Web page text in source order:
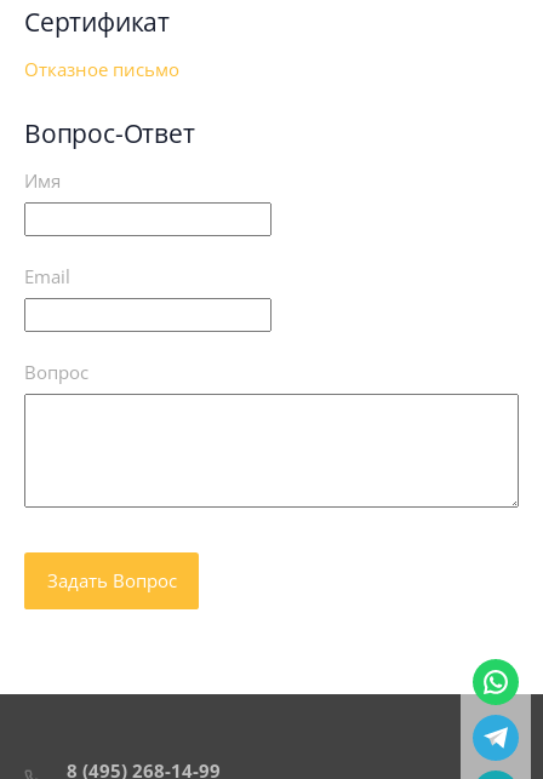
Сертификат
Отказное письмо
Вопрос-Ответ
Имя
Email
Вопрос
8 (495) 268-14-99